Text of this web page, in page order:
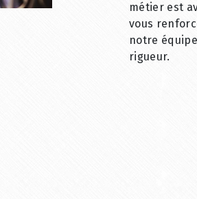
métier est
vous
notre
rigueur.